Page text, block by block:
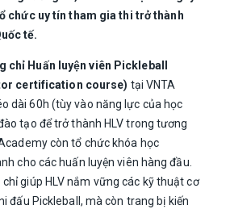
chức uy tín tham gia thi trở thành
tế.
chỉ Huấn luyện viên Pickleball
certification course) tại VNTA
dài 60h (tùy vào năng lực của học
tạo để trở thành HLV trong tương
còn tổ chức khóa học
cho các huấn luyện viên hàng đầu.
chỉ giúp HLV nắm vững các kỹ thuật cơ
đấu Pickleball, mà còn trang bị kiến